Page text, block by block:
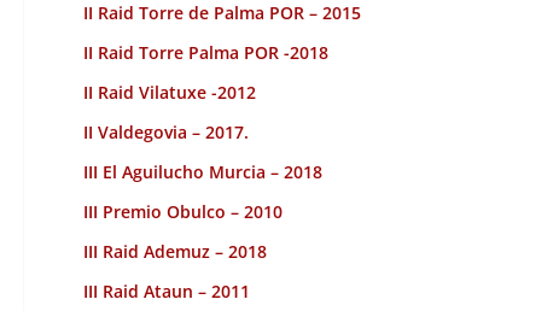
II Raid Torre de Palma POR – 2015
II Raid Torre Palma POR -2018
II Raid Vilatuxe -2012
II Valdegovia – 2017.
III El Aguilucho Murcia – 2018
III Premio Obulco – 2010
III Raid Ademuz – 2018
III Raid Ataun – 2011